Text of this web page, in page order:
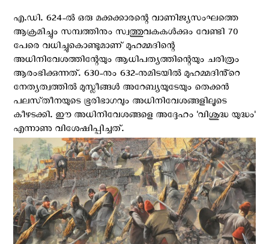
എ.ഡി. 624-ൽ ഒരു മക്കക്കാരന്റെ വാണിജ്യസംഘത്തെ
ആക്രമിച്ചും സമ്പത്തിനും സ്വത്തുവകകൾക്കും വേണ്ടി 70
പേരെ വധിച്ചുകൊണ്ടുമാണ് മുഹമ്മദിന്റെ
അധിനിവേശത്തിന്റേയും ആധിപത്യത്തിന്റെയും ചരിത്രം
ആരംഭിക്കുന്നത്. 630-നും 632-നുമിടയിൽ മുഹമ്മദിൻ്റെ
നേത്യത്വത്തിൽ മുസ്ലീങ്ങൾ അറേബ്യയുടേയും തെക്കൻ
പലസ്‌തീനയുടെ ഭൂരിഭാഗവും അധിനിവേശങ്ങളിലൂടെ
കീഴടക്കി. ഈ അധിനിവേശങ്ങളെ അദ്ദേഹം 'വിശുദ്ധ യുദ്ധം'
എന്നാണു വിശേഷിപ്പിച്ചത്.